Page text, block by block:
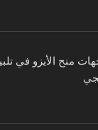
منح الأيزو في